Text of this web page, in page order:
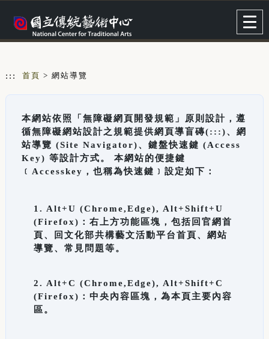
::: 首頁 > 網站導覽
本網站依照「無障礙網頁開發規範」原則設計，遵
循無障礙網站設計之規範提供網頁導盲磚(:::)、網
站導覽 (Site Navigator)、鍵盤快速鍵 (Access
Key) 等設計方式。 本網站的便捷鍵
﹝Accesskey，也稱為快速鍵﹞設定如下：
1. Alt+U (Chrome,Edge), Alt+Shift+U
(Firefox)：右上方功能區塊，包括回官網首
頁、回文化部共構藝文活動平台首頁、網站
導覽、常見問題等。
2. Alt+C (Chrome,Edge), Alt+Shift+C
(Firefox)：中央內容區塊，為本頁主要內容
區。